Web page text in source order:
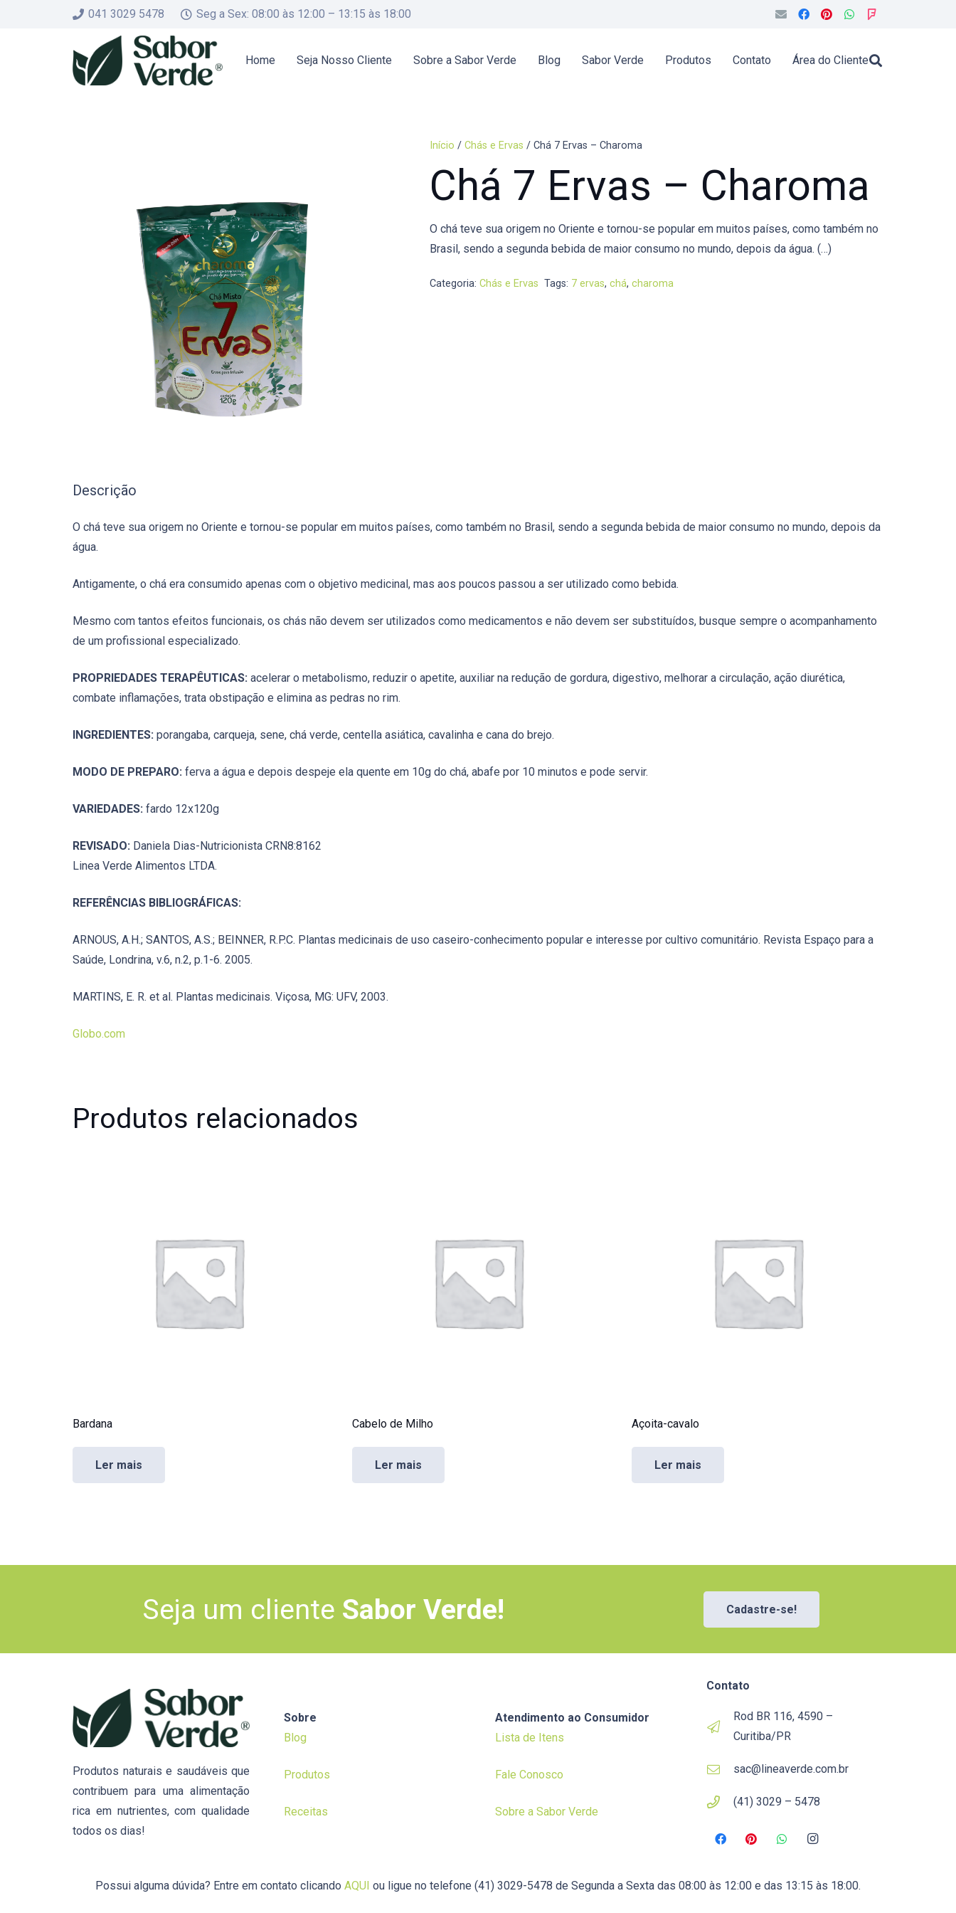
041 3029 5478 Seg a Sex: 08:00 às 12:00 – 13:15 às 18:00
Home Seja Nosso Cliente Sobre a Sabor Verde Blog Sabor Verde Produtos Contato Área do Cliente
Início / Chás e Ervas / Chá 7 Ervas – Charoma
Chá 7 Ervas – Charoma
O chá teve sua origem no Oriente e tornou-se popular em muitos países, como também no
Brasil, sendo a segunda bebida de maior consumo no mundo, depois da água. (…)
Categoria: Chás e Ervas Tags: 7 ervas,chá,charoma
Descrição
O chá teve sua origem no Oriente e tornou-se popular em muitos países, como também no Brasil, sendo a segunda bebida de maior consumo no mundo, depois da
água.
Antigamente, o chá era consumido apenas com o objetivo medicinal, mas aos poucos passou a ser utilizado como bebida.
Mesmo com tantos efeitos funcionais, os chás não devem ser utilizados como medicamentos e não devem ser substituídos, busque sempre o acompanhamento
de um profissional especializado.
PROPRIEDADES TERAPÊUTICAS: acelerar o metabolismo, reduzir o apetite, auxiliar na redução de gordura, digestivo, melhorar a circulação, ação diurética,
combate inflamações, trata obstipação e elimina as pedras no rim.
INGREDIENTES: porangaba, carqueja, sene, chá verde, centella asiática, cavalinha e cana do brejo.
MODO DE PREPARO: ferva a água e depois despeje ela quente em 10g do chá, abafe por 10 minutos e pode servir.
VARIEDADES: fardo 12x120g
REVISADO: Daniela Dias-Nutricionista CRN8:8162
Linea Verde Alimentos LTDA.
REFERÊNCIAS BIBLIOGRÁFICAS:
ARNOUS, A.H.; SANTOS, A.S.; BEINNER, R.P.C. Plantas medicinais de uso caseiro-conhecimento popular e interesse por cultivo comunitário. Revista Espaço para a
Saúde, Londrina, v.6, n.2, p.1-6. 2005.
MARTINS, E. R. et al. Plantas medicinais. Viçosa, MG: UFV, 2003.
Globo.com
Produtos relacionados
Bardana
Ler mais
Cabelo de Milho
Ler mais
Açoita-cavalo
Ler mais
Seja um cliente Sabor Verde! Cadastre-se!
Produtos naturais e saudáveis que
contribuem para uma alimentação
rica em nutrientes, com qualidade
todos os dias!
Sobre
Blog
Produtos
Receitas
Atendimento ao Consumidor
Lista de Itens
Fale Conosco
Sobre a Sabor Verde
Contato
Rod BR 116, 4590 –
Curitiba/PR
sac@lineaverde.com.br
(41) 3029 – 5478
Possui alguma dúvida? Entre em contato clicando AQUI ou ligue no telefone (41) 3029-5478 de Segunda a Sexta das 08:00 às 12:00 e das 13:15 às 18:00.